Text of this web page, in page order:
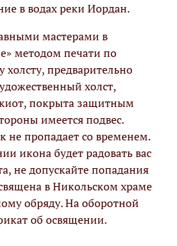
в водах реки Иордан.
мастерами в
методом печати по
предварительно
холст,
покрыта защитным
имеется подвес.
не пропадает со временем.
икона будет радовать вас
не допускайте попадания
в Никольском храме
обряду. На оборотной
об освящении.